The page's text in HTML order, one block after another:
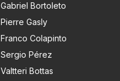
Gabriel Bortoleto
Pierre Gasly
Franco Colapinto
Sergio Pérez
Valtteri Bottas